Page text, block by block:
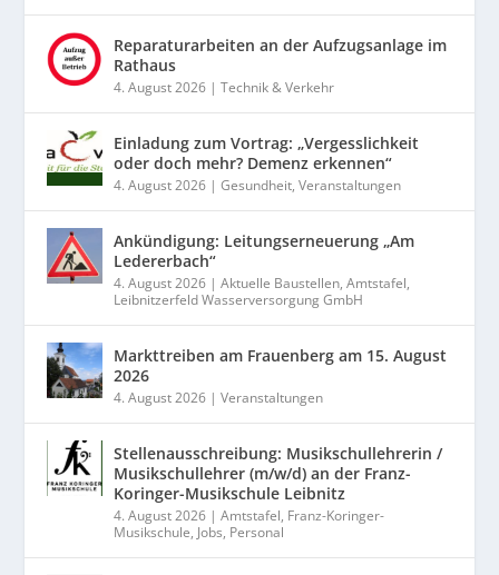
Reparaturarbeiten an der Aufzugsanlage im
Rathaus
4. August 2026 |Technik & Verkehr
Einladung zum Vortrag: „Vergesslichkeit
oder doch mehr? Demenz erkennen“
4. August 2026 |Gesundheit,Veranstaltungen
Ankündigung: Leitungserneuerung „Am
Ledererbach“
4. August 2026 |Aktuelle Baustellen,Amtstafel,
Leibnitzerfeld Wasserversorgung GmbH
Markttreiben am Frauenberg am 15. August
2026
4. August 2026 |Veranstaltungen
Stellenausschreibung: Musikschullehrerin /
Musikschullehrer (m/w/d) an der Franz-
Koringer-Musikschule Leibnitz
4. August 2026 |Amtstafel, Franz-Koringer-
Musikschule, Jobs, Personal